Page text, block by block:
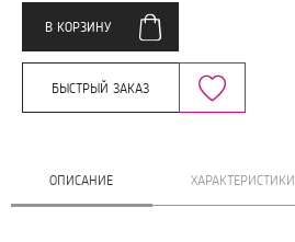
В КОРЗИНУ
БЫСТРЫЙ ЗАКАЗ
ОПИСАНИЕ ХАРАКТЕРИСТИКИ